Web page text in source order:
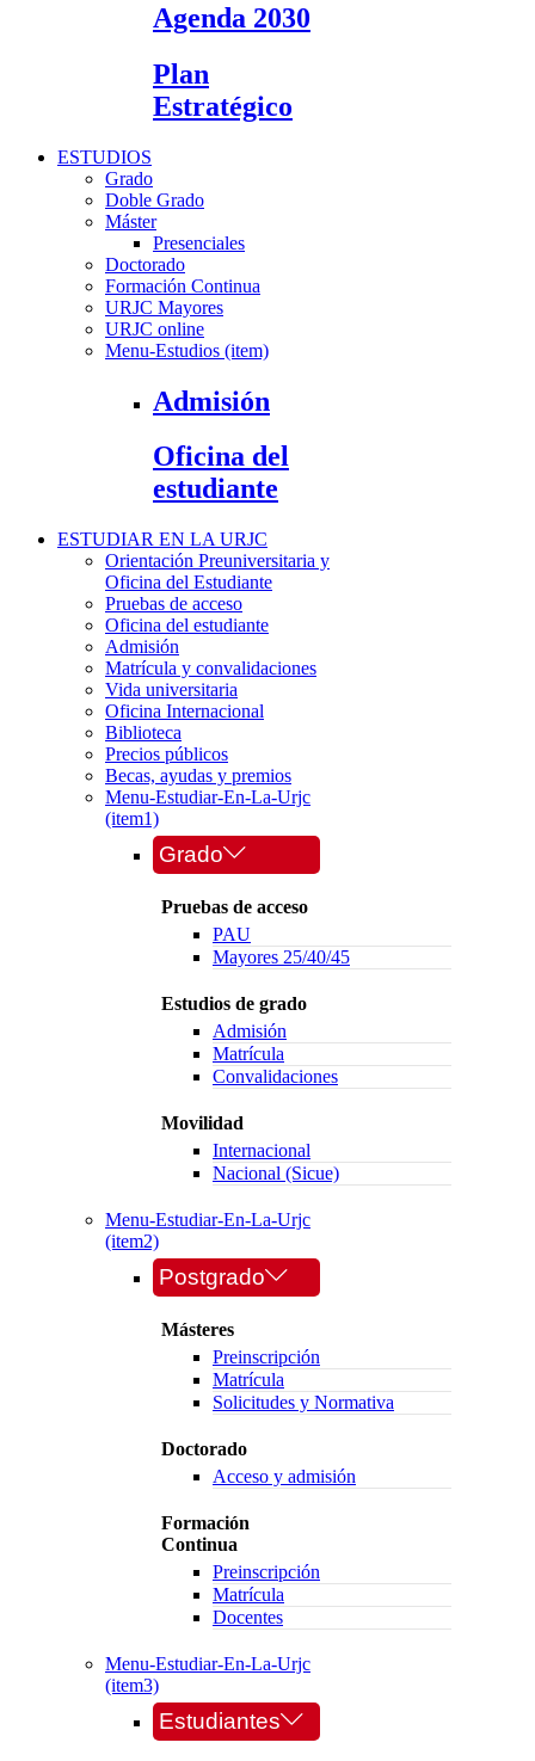
Agenda 2030
Plan
Estratégico
ESTUDIOS
Grado
Doble Grado
Máster
Presenciales
Doctorado
Formación Continua
URJC Mayores
URJC online
Menu-Estudios (item)
Admisión
Oficina del
estudiante
ESTUDIAR EN LA URJC
Orientación Preuniversitaria y
Oficina del Estudiante
Pruebas de acceso
Oficina del estudiante
Admisión
Matrícula y convalidaciones
Vida universitaria
Oficina Internacional
Biblioteca
Precios públicos
Becas, ayudas y premios
Menu-Estudiar-En-La-Urjc
(item1)
Grado
Pruebas de acceso
PAU
Mayores 25/40/45
Estudios de grado
Admisión
Matrícula
Convalidaciones
Movilidad
Internacional
Nacional (Sicue)
Menu-Estudiar-En-La-Urjc
(item2)
Postgrado
Másteres
Preinscripción
Matrícula
Solicitudes y Normativa
Doctorado
Acceso y admisión
Formación
Continua
Preinscripción
Matrícula
Docentes
Menu-Estudiar-En-La-Urjc
(item3)
Estudiantes